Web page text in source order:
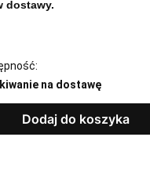
dostawy.
na dostawę
Dodaj do koszyka